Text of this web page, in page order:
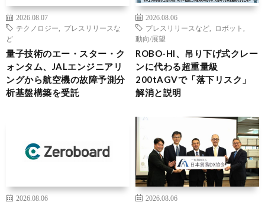
2026.08.07
テクノロジー
プレスリリースな
ど
量子技術のエー・スター・ク
ォンタム、JALエンジニアリ
ングから航空機の故障予測分
析基盤構築を受託
2026.08.06
プレスリリースなど
ロボット
動向/展望
ROBO-HI、吊り下げ式クレー
ンに代わる超重量級
200tAGVで「落下リスク」
解消と説明
2026.08.06
2026.08.06